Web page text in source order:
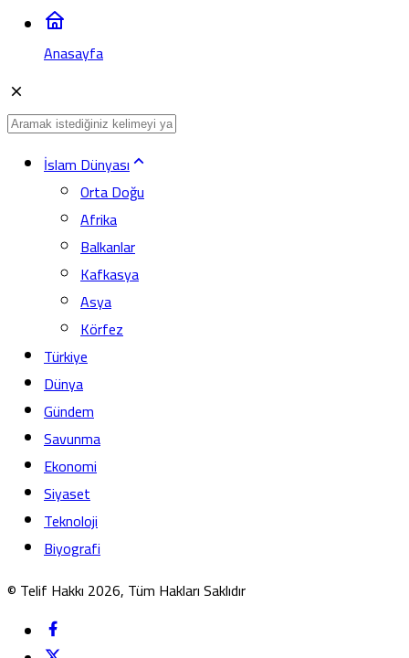
Anasayfa
İslam Dünyası
Orta Doğu
Afrika
Balkanlar
Kafkasya
Asya
Körfez
Türkiye
Dünya
Gündem
Savunma
Ekonomi
Siyaset
Teknoloji
Biyografi
© Telif Hakkı 2026, Tüm Hakları Saklıdır